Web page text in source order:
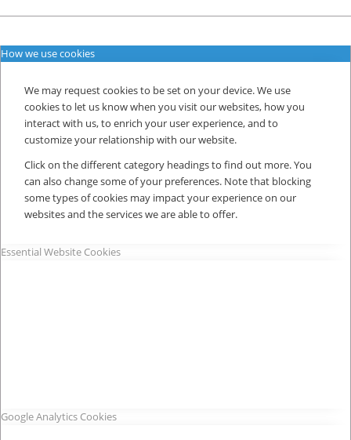
How we use cookies
We may request cookies to be set on your device. We use
cookies to let us know when you visit our websites, how you
interact with us, to enrich your user experience, and to
customize your relationship with our website.
Click on the different category headings to find out more. You
can also change some of your preferences. Note that blocking
some types of cookies may impact your experience on our
websites and the services we are able to offer.
Essential Website Cookies
Google Analytics Cookies